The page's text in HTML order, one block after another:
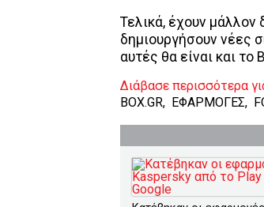
Τελικά, έχουν μάλλον
δημιουργήσουν νέες
αυτές θα είναι και το
Διάβασε περισσότερα
BOX.GR, ΕΦΑΡΜΟΓΕΣ,